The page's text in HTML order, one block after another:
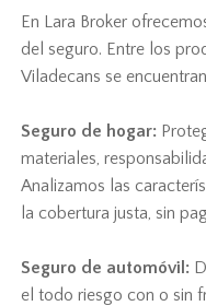
En Lara Broker
del seguro. Entre los
Viladecans se
Seguro de hogar:
materiales,
Analizamos las
la cobertura justa, sin
Seguro de automóvil:
el todo riesgo con o sin